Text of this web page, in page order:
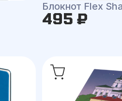
Блокнот Flex
495 ₽